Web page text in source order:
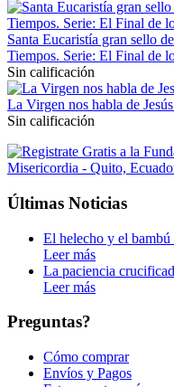
Santa Eucaristía gran sello
Tiempos. Serie: El Final de
Sin calificación
La Virgen nos habla de
Sin calificación
Últimas Noticias
El helecho y el
Leer más
La paciencia
Leer más
Preguntas?
Cómo comprar
Envíos y Pagos